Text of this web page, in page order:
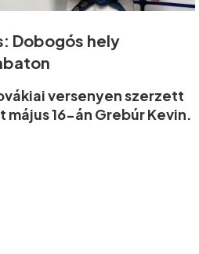
Dobogós hely
versenyen szerzett
május 16-án Grebúr Kevin.